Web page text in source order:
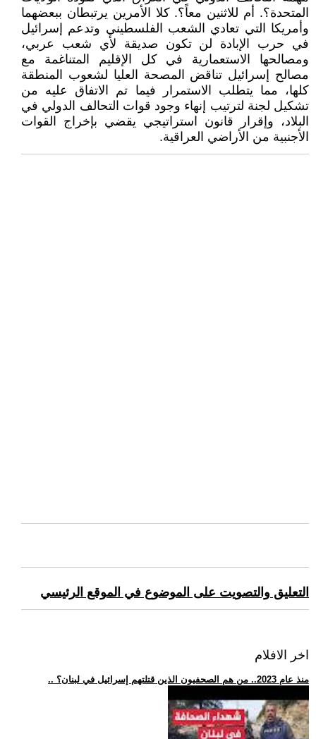
المتحدة؟. أم للاثنين معاً؟. كلا الأمرين يرتبطان ببعضهما
وأمريكا التي تعادي الشعب الفلسطيني وتدعم إسرائيل
في حرب الإبادة لن تكون صديقة لأي شعب عربي،
ومصالحها الاستعمارية في كل الإقليم المتناغمة مع
مصالح إسرائيل تناقض المصحة العليا لشعوب المنطقة
كلها، مما يتطلب الاستمرار فيما تم الاتفاق عليه من
تشكيل لجنة لترتيب إنهاء وجود قوات التحالف الدولي في
البلاد، وإقرار قانون استراتيجي يقضي بإخراج القوات
الأجنبية من الأراضي العراقية.
التعليق والتصويت على الموضوع في الموقع الرئيسي
اخر الافلام
.. منذ عام 2023.. من هم الصحفيون الذين قتلتهم إسرائيل في لبنان؟